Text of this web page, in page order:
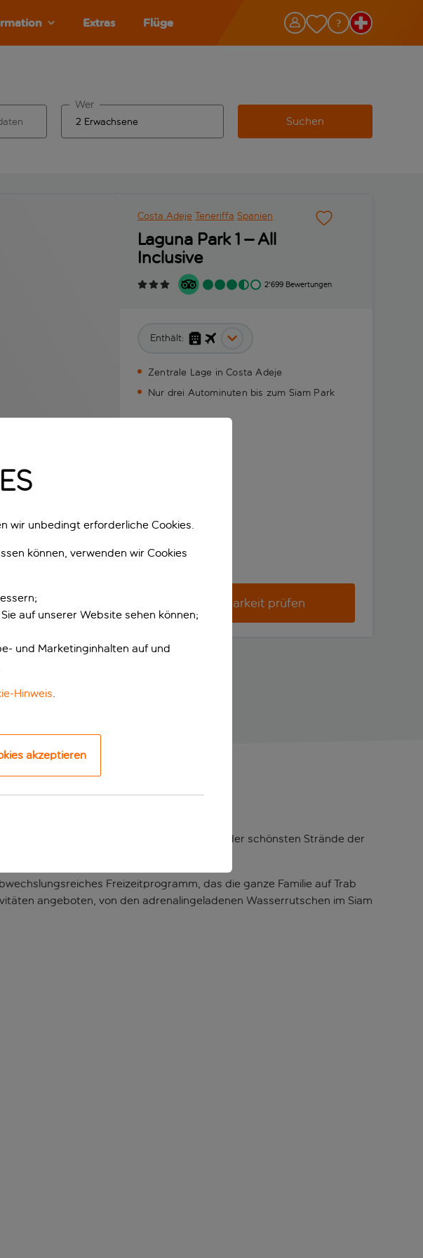
Extras Flüge
Wer
Suchen
Costa Adeje Teneriffa Spanien
Laguna Park 1 – All
Inclusive
2'699 Bewertungen
Enthält:
Zentrale Lage in Costa Adeje
Nur drei Autominuten bis zum Siam Park
Verfügbarkeit prüfen
Dieses Aparthotel liegt in der Nähe der schönsten Strände der
belebten Stadtzentrum.
Freizeitprogramm, das die ganze Familie auf Trab
angeboten, von den adrenalingeladenen Wasserrutschen im Siam
wir unbedingt erforderliche Cookies.
können, verwenden wir Cookies
auf unserer Website sehen können;
und Marketinginhalten auf und
Hinweis
akzeptieren